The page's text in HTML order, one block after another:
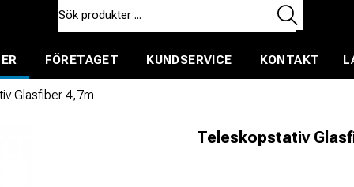
FÖRETAGET KUNDSERVICE KONTAKT
Glasfiber 4,7m
Teleskopstativ